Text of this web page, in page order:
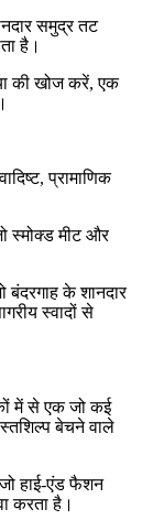
समुद्र तट
है।
की खोज करें, एक
प्रामाणिक
स्मोक्ड मीट और
बंदरगाह के शानदार
स्वादों से
में से एक जो कई
बेचने वाले
हाई-एंड फैशन
करता है।